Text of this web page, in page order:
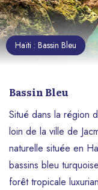
Haïti : Bassin Bleu
Bassin Bleu
Situé dans la région
loin de la ville de
naturelle située en
bassins bleu
forêt tropicale